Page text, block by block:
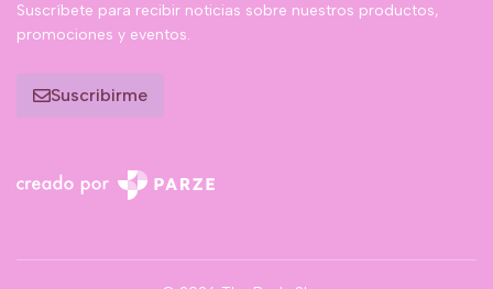
Suscríbete para recibir noticias sobre nuestros productos,
promociones y eventos.
Suscribirme